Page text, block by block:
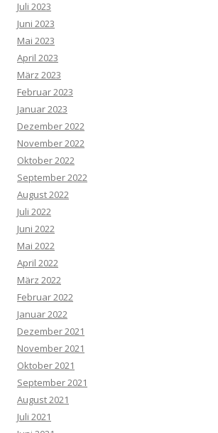
Juli 2023
Juni 2023
Mai 2023
April 2023
März 2023
Februar 2023
Januar 2023
Dezember 2022
November 2022
Oktober 2022
September 2022
August 2022
Juli 2022
Juni 2022
Mai 2022
April 2022
März 2022
Februar 2022
Januar 2022
Dezember 2021
November 2021
Oktober 2021
September 2021
August 2021
Juli 2021